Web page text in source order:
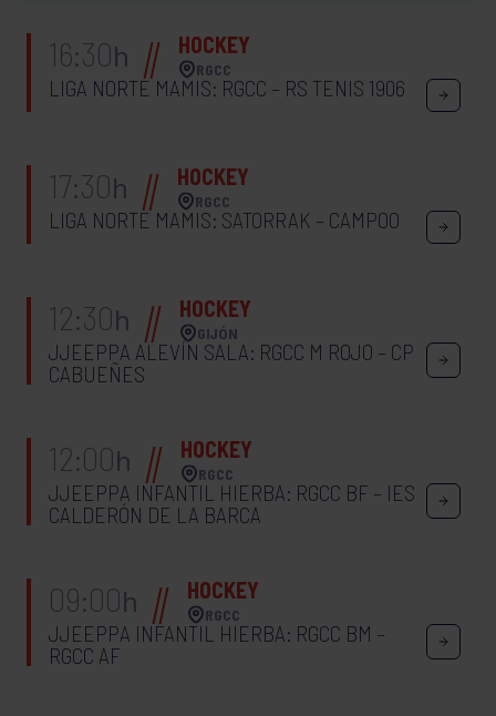
16:30h HOCKEY
RGCC
LIGA NORTE MAMIS: RGCC – RS TENIS 1906
17:30h HOCKEY
RGCC
LIGA NORTE MAMIS: SATORRAK – CAMPOO
12:30h HOCKEY
GIJÓN
JJEEPPA ALEVÍN SALA: RGCC M ROJO – CP
CABUEÑES
12:00h HOCKEY
RGCC
JJEEPPA INFANTIL HIERBA: RGCC BF – IES
CALDERÓN DE LA BARCA
09:00h HOCKEY
RGCC
JJEEPPA INFANTIL HIERBA: RGCC BM –
RGCC AF